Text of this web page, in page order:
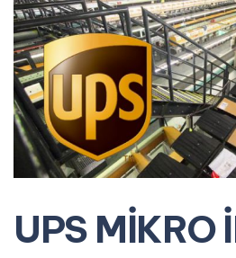
UPS MİKRO